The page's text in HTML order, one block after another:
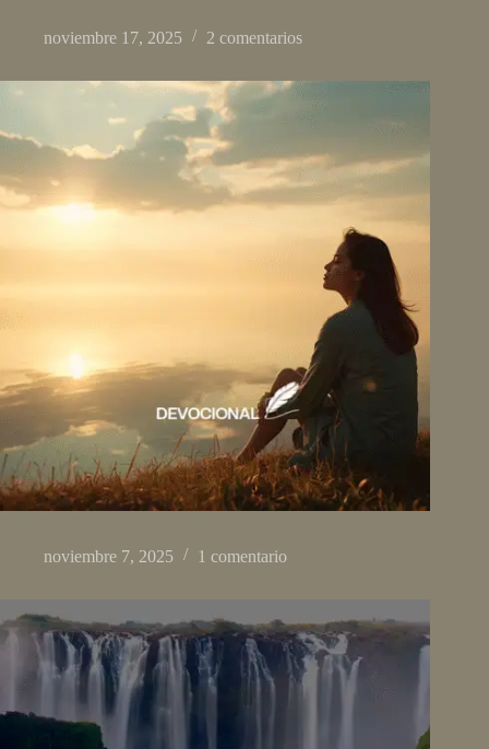
noviembre 17, 2025
2 comentarios
noviembre 7, 2025
1 comentario